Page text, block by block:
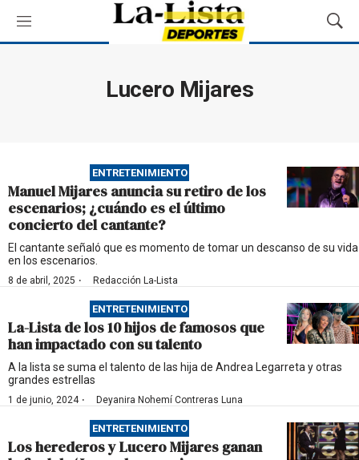
M
e
M
o
ú
s
q
u
d
Lucero Mijares
ENTRETENIMIENTO
Manuel Mijares anuncia su retiro de los
escenarios; ¿cuándo es el último
concierto del cantante?
El cantante señaló que es momento de tomar un descanso de su vida
en los escenarios.
8 de abril, 2025 · Redacción La-Lista
ENTRETENIMIENTO
La-Lista de los 10 hijos de famosos que
han impactado con su talento
A la lista se suma el talento de las hija de Andrea Legarreta y otras
grandes estrellas
1 de junio, 2024· Deyanira Nohemí Contreras Luna
ENTRETENIMIENTO
Los herederos y Lucero Mijares ganan